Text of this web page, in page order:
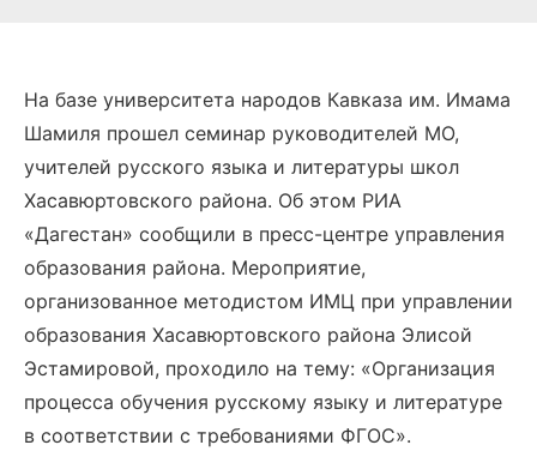
На базе университета народов Кавказа им. Имама
Шамиля прошел семинар руководителей МО,
учителей русского языка и литературы школ
Хасавюртовского района. Об этом РИА
«Дагестан» сообщили в пресс-центре управления
образования района. Мероприятие,
организованное методистом ИМЦ при управлении
образования Хасавюртовского района Элисой
Эстамировой, проходило на тему: «Организация
процесса обучения русскому языку и литературе
в соответствии с требованиями ФГОС».